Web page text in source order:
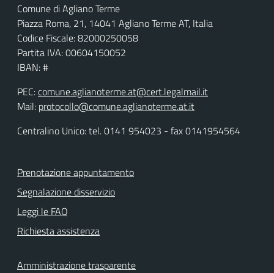
Comune di Agliano Terme
Piazza Roma, 21, 14041 Agliano Terme AT, Italia
Codice Fiscale: 82000250058
Partita IVA: 00604150052
IBAN: #
PEC:comune.aglianoterme.at@cert.legalmail.it
Mail: protocollo@comune.aglianoterme.at.it
Centralino Unico: tel. 0141 954023 - fax 0141954564
Prenotazione appuntamento
Segnalazione disservizio
Leggi le FAQ
Richiesta assistenza
Amministrazione trasparente